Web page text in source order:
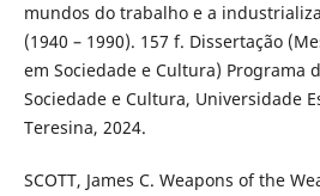
mundos do trabalho e a
(1940 – 1990). 157 f. Dissertação
em Sociedade e Cultura) Programa
Sociedade e Cultura, Universidade
Teresina, 2024.
SCOTT, James C. Weapons of the